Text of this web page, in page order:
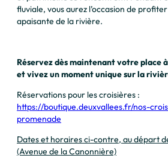
fluviale, vous aurez l’occasion de
apaisante de la rivière.
Réservez dès maintenant votre place à
et vivez un moment unique sur la
Réservations pour les croisières :
https://boutique.deuxvallees.fr/nos-
promenade
Dates et horaires ci-contre, au départ
(Avenue de la Canonnière)